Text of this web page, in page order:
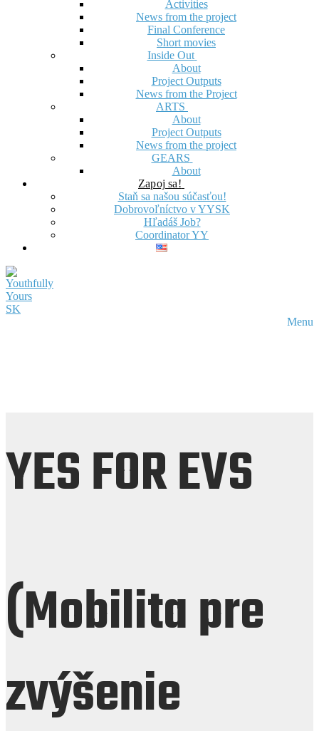
Activities
News from the project
Final Conference
Short movies
Inside Out
About
Project Outputs
News from the Project
ARTS
About
Project Outputs
News from the project
GEARS
About
Zapoj sa!
Staň sa našou súčasťou!
Dobrovoľníctvo v YYSK
Hľadáš Job?
Coordinator YY
Menu
YES FOR EVS
(Mobilita pre
zvýšenie